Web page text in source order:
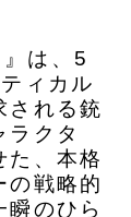
は、5
ィカル
される銃
ラクタ
た、本格
の戦略的
のひら